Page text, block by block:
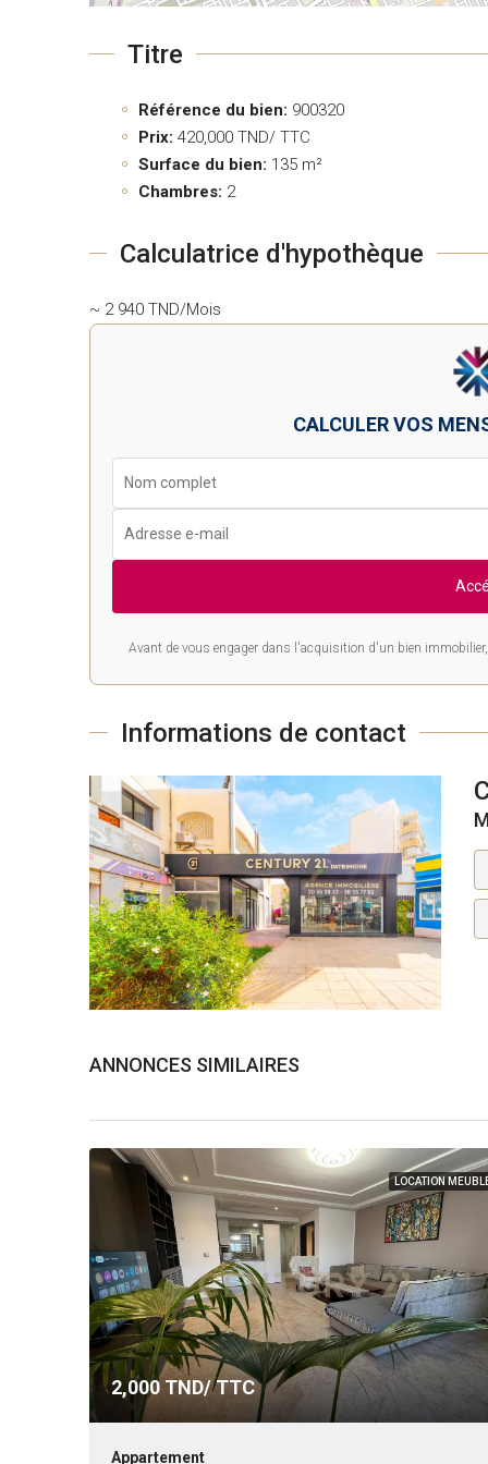
Titre
Référence du bien: 900320
Prix: 420,000 TND/ TTC
Surface du bien: 135 m²
Chambres: 2
Calculatrice d'hypothèque
~ 2 940 TND/Mois
CALCULER VOS
Avant de vous engager dans l'acquisition d'un bien
Informations de contact
ANNONCES SIMILAIRES
LOCATION
2,000 TND/ TTC
Appartement